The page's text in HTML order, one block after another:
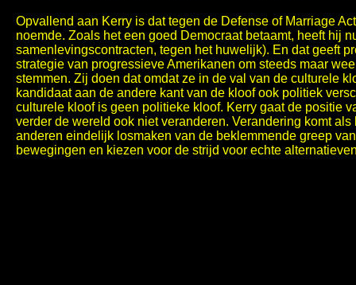
Opvallend aan Kerry is dat tegen de Defense of Marriage
noemde. Zoals het een goed Democraat betaamt, heeft hij
samenlevingscontracten, tegen het huwelijk). En dat geeft
strategie van progressieve Amerikanen om steeds maar
stemmen. Zij doen dat omdat ze in de val van de culturele
kandidaat aan de andere kant van de kloof ook politiek
culturele kloof is geen politieke kloof. Kerry gaat de positie
verder de wereld ook niet veranderen. Verandering komt
anderen eindelijk losmaken van de beklemmende greep
bewegingen en kiezen voor de strijd voor echte